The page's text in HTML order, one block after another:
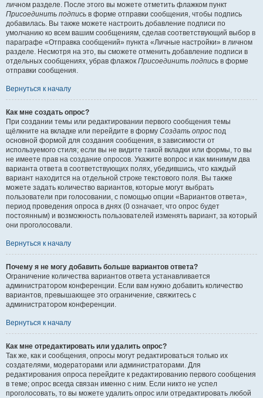
личном разделе. После этого вы можете отметить флажком пункт
Присоединить подпись в форме отправки сообщения, чтобы подпись
добавилась. Вы также можете настроить добавление подписи по
умолчанию ко всем вашим сообщениям, сделав соответствующий выбор в
параграфе «Отправка сообщений» пункта «Личные настройки» в личном
разделе. Несмотря на это, вы сможете отменить добавление подписи в
отдельных сообщениях, убрав флажок Присоединить подпись в форме
отправки сообщения.
Вернуться к началу
Как мне создать опрос?
При создании темы или редактировании первого сообщения темы
щёлкните на вкладке или перейдите в форму Создать опрос под
основной формой для создания сообщения, в зависимости от
используемого стиля; если вы не видите такой вкладки или формы, то вы
не имеете прав на создание опросов. Укажите вопрос и как минимум два
варианта ответа в соответствующих полях, убедившись, что каждый
вариант находится на отдельной строке текстового поля. Вы также
можете задать количество вариантов, которые могут выбрать
пользователи при голосовании, с помощью опции «Вариантов ответа»,
период проведения опроса в днях (0 означает, что опрос будет
постоянным) и возможность пользователей изменять вариант, за который
они проголосовали.
Вернуться к началу
Почему я не могу добавить больше вариантов ответа?
Ограничение количества вариантов ответа устанавливается
администратором конференции. Если вам нужно добавить количество
вариантов, превышающее это ограничение, свяжитесь с
администратором конференции.
Вернуться к началу
Как мне отредактировать или удалить опрос?
Так же, как и сообщения, опросы могут редактироваться только их
создателями, модераторами или администраторами. Для
редактирования опроса перейдите к редактированию первого сообщения
в теме; опрос всегда связан именно с ним. Если никто не успел
проголосовать, то вы можете удалить опрос или отредактировать любой